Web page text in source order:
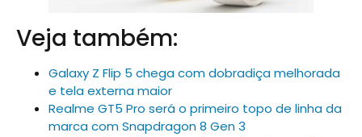
Veja também:
Galaxy Z Flip 5 chega com dobradiça melhorada
e tela externa maior
Realme GT5 Pro será o primeiro topo de linha da
marca com Snapdragon 8 Gen 3